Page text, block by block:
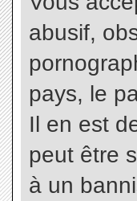
abusif,
pays, le
Il en est
peut être
à un